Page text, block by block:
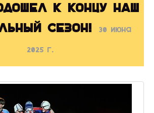
к концу наш
сезон!
30 июня
2025 г.